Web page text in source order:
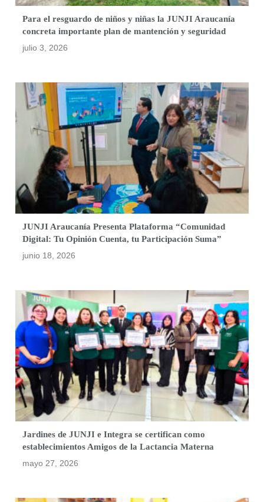
Para el resguardo de niños y niñas la JUNJI Araucanía
concreta importante plan de mantención y seguridad
julio 3, 2026
JUNJI Araucanía Presenta Plataforma “Comunidad
Digital: Tu Opinión Cuenta, tu Participación Suma”
junio 18, 2026
Jardines de JUNJI e Integra se certifican como
establecimientos Amigos de la Lactancia Materna
mayo 27, 2026